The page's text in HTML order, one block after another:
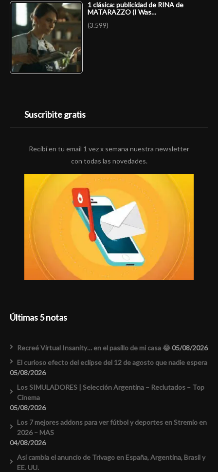
1 clásica: publicidad de RINA de
MATARAZZO (I Was…
(3.599)
Suscribite gratis
Recibí en tu email 1 vez x semana nuestra newsletter
con todas las novedades.
Últimas 5 notas
Recreé Virtual Insanity… en el pasillo de mi casa 😂05/08/2026
El curioso efecto del eclipse del 12 de agosto que nadie espera
05/08/2026
Los SIMULADORES | Selección Argentina – Reclutados – Top
Cinema
05/08/2026
Los 7 mejores addons para ver fútbol y deportes en Stremio en
2026 – MAS
04/08/2026
Así cambia el anuncio de Trivago en España, Argentina, Brasil y
EE. UU.